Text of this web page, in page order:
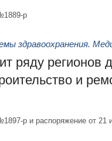
р
здравоохранения.
ряду регионов
и
р и распоряжение от